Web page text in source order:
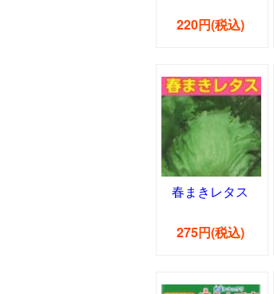
220円(税込)
春まきレタス
275円(税込)